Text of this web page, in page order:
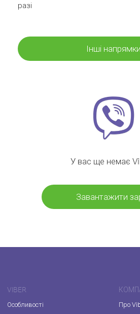
разі
Інші напрямки
У вас ще немає
Завантажити
VIBER
Особливості
Про